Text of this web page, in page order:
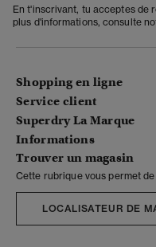
En t'inscrivant, tu acceptes de
plus d'informations, consulte
Shopping en ligne
Service client
Superdry La Marque
Informations
Trouver un magasin
Cette rubrique vous permet
LOCALISATEUR DE